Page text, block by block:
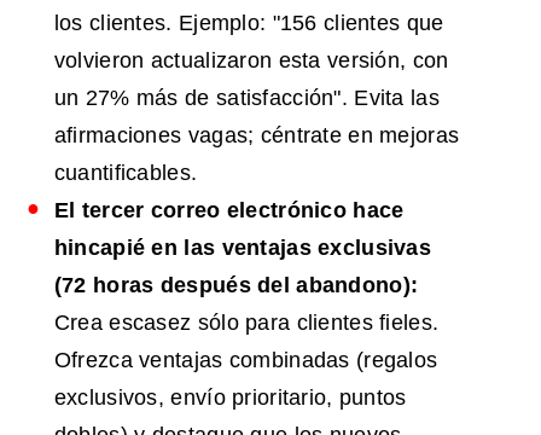
los clientes. Ejemplo: "156 clientes que
volvieron actualizaron esta versión, con
un 27% más de satisfacción". Evita las
afirmaciones vagas; céntrate en mejoras
cuantificables.
El tercer correo electrónico hace
hincapié en las ventajas exclusivas
(72 horas después del abandono):
Crea escasez sólo para clientes fieles.
Ofrezca ventajas combinadas (regalos
exclusivos, envío prioritario, puntos